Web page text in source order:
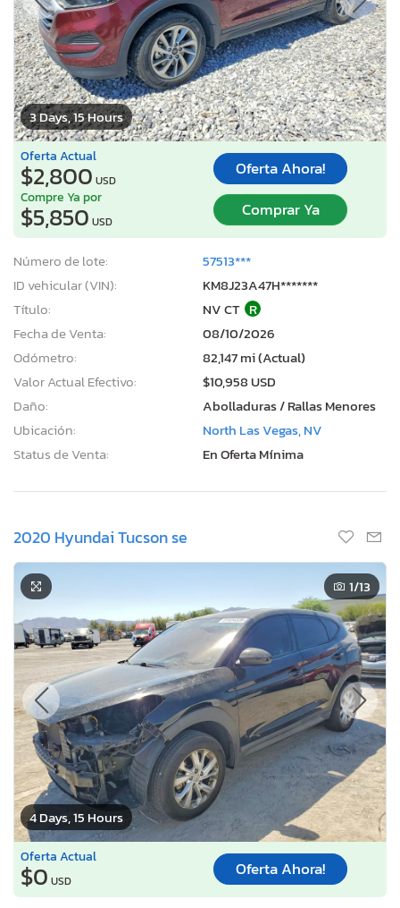
3 Days, 15 Hours
Oferta Actual
$2,800 USD
Oferta Ahora!
Compre Ya por
$5,850 USD
Comprar Ya
Número de lote:
57513***
ID vehicular (VIN):
KM8J23A47H*******
Título:
NV CT R
Fecha de Venta:
08/10/2026
Odómetro:
82,147 mi (Actual)
Valor Actual Efectivo:
$10,958 USD
Daño:
Abolladuras / Rallas Menores
Ubicación:
North Las Vegas, NV
Status de Venta:
En Oferta Mínima
2020 Hyundai Tucson se
4 Days, 15 Hours
1/13
Oferta Actual
$0 USD
Oferta Ahora!